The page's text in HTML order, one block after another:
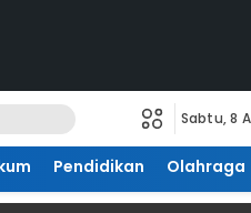
Sabtu, 8
Pendidikan Olahraga